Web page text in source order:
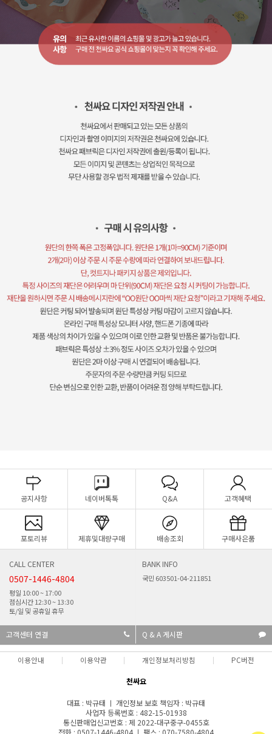
공지사항 네이버톡톡 Q&A 고객혜택
포토리뷰 제휴및대량구매 배송조회 구매사은품
CALL CENTER
0507-1446-4804
평일 10:00 ~ 17:00
점심시간 12:30 ~ 13:30
토/일 및 공휴일 휴무
BANK INFO
국민 603501-04-211851
고객센터 연결 Q & A 게시판
이용안내 이용약관 개인정보처리방침 PC버전
천싸요
대표 : 박규태 ㅣ 개인정보 보호 책임자 : 박규태
사업자 등록번호 : 482-15-01938
통신판매업신고번호 : 제 2022-대구중구-0455호